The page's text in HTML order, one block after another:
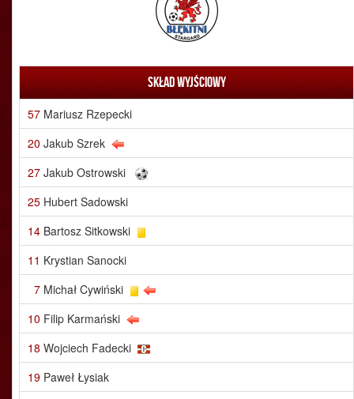
Skład wyjściowy
57 Mariusz Rzepecki
20 Jakub Szrek
27 Jakub Ostrowski
25 Hubert Sadowski
14 Bartosz Sitkowski
11 Krystian Sanocki
7 Michał Cywiński
10 Filip Karmański
18 Wojciech Fadecki
19 Paweł Łysiak